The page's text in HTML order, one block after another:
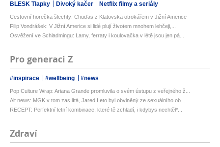
BLESK Tlapky Divoký kačer Netflix filmy a seriály
Cestovní horečka šlechty: Chuďas z Klatovska otrokářem v Jižní Americe
Filip Vondrášek: V Jižní Americe si lidé plují životem mnohem lehčeji,...
Osvěžení ve Schladmingu: Lamy, ferraty i koulovačka v létě jsou jen pá...
Pro generaci Z
#inspirace #wellbeing #news
Pop Culture Wrap: Ariana Grande promluvila o svém ústupu z veřejného ž...
Alt news: MGK v tom zas lítá, Jared Leto byl obviněný ze sexuálního ob...
RECEPT: Perfektní letní kombinace, které tě zchladí, i kdybys nechtěl*...
Zdraví